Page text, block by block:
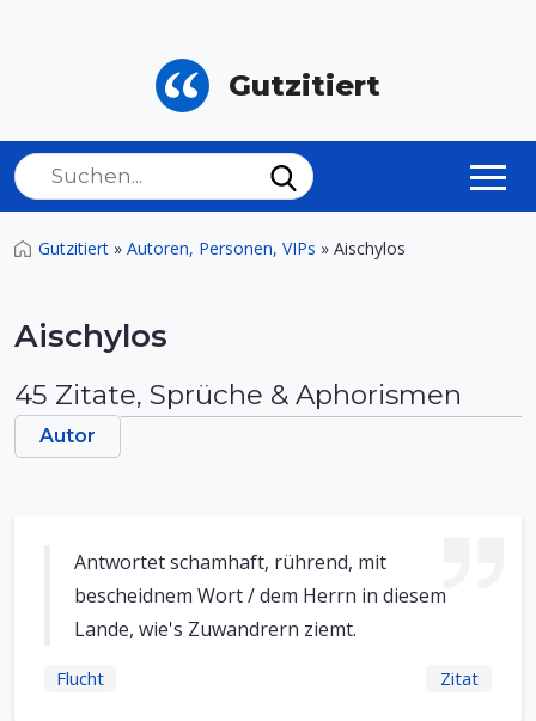
Gutzitiert
Gutzitiert » Autoren, Personen, VIPs » Aischylos
Aischylos
45 Zitate, Sprüche & Aphorismen
Autor
Antwortet schamhaft, rührend, mit
bescheidnem Wort / dem Herrn in diesem
Lande, wie's Zuwandrern ziemt.
Flucht Zitat